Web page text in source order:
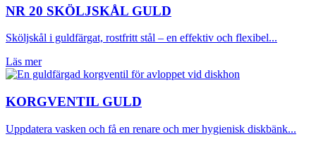
NR 20 SKÖLJSKÅL GULD
Sköljskål i guldfärgat, rostfritt stål – en effektiv och flexibel...
Läs mer
KORGVENTIL GULD
Uppdatera vasken och få en renare och mer hygienisk diskbänk...